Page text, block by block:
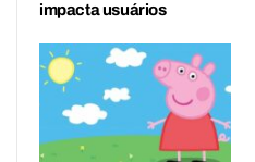
impacta usuários